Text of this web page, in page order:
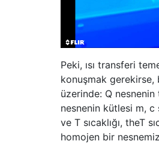
Peki, ısı transferi
konuşmak
üzerinde: Q
nesnenin kütlesi m, c
ve T sıcaklığı, theT
homojen bir nesnemiz